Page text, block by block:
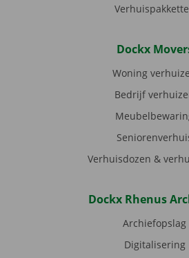
Dockx
Woning
Bedrijf
Verhuisdozen &
Dockx Rhenus
Archiefopslag
Digitalisering